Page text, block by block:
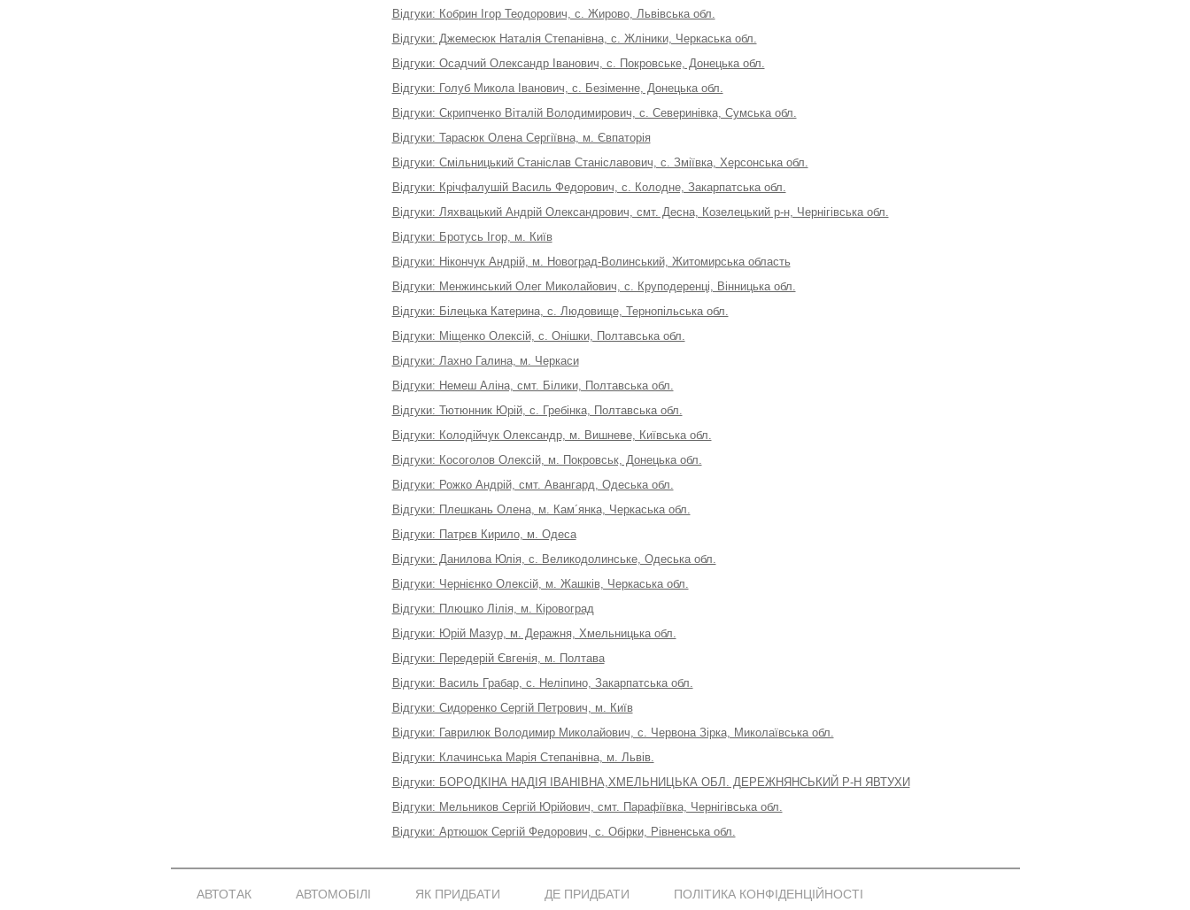
Відгуки: Кобрин Ігор Теодорович, с. Жирово, Львівська обл.
Відгуки: Джемесюк Наталія Степанівна, с. Жліники, Черкаська обл.
Відгуки: Осадчий Олександр Іванович, с. Покровське, Донецька обл.
Відгуки: Голуб Микола Іванович, с. Безіменне, Донецька обл.
Відгуки: Скрипченко Віталій Володимирович, с. Северинівка, Сумська обл.
Відгуки: Тарасюк Олена Сергіївна, м. Євпаторія
Відгуки: Смільницький Станіслав Станіславович, с. Зміївка, Херсонська обл.
Відгуки: Крічфалушій Василь Федорович, с. Колодне, Закарпатська обл.
Відгуки: Ляхвацький Андрій Олександрович, смт. Десна, Козелецький р-н, Чернігівська обл.
Відгуки: Бротусь Ігор, м. Київ
Відгуки: Нікончук Андрій, м. Новоград-Волинський, Житомирська область
Відгуки: Менжинський Олег Миколайович, с. Круподеренці, Вінницька обл.
Відгуки: Білецька Катерина, с. Людовище, Тернопільська обл.
Відгуки: Міщенко Олексій, с. Онішки, Полтавська обл.
Відгуки: Лахно Галина, м. Черкаси
Відгуки: Немеш Аліна, смт. Білики, Полтавська обл.
Відгуки: Тютюнник Юрій, с. Гребінка, Полтавська обл.
Відгуки: Колодійчук Олександр, м. Вишневе, Київська обл.
Відгуки: Косоголов Олексій, м. Покровськ, Донецька обл.
Відгуки: Рожко Андрій, смт. Авангард, Одеська обл.
Відгуки: Плешкань Олена, м. Кам´янка, Черкаська обл.
Відгуки: Патрєв Кирило, м. Одеса
Відгуки: Данилова Юлія, с. Великодолинське, Одеська обл.
Відгуки: Чернієнко Олексій, м. Жашків, Черкаська обл.
Відгуки: Плюшко Лілія, м. Кіровоград
Відгуки: Юрій Мазур, м. Деражня, Хмельницька обл.
Відгуки: Передерій Євгенія, м. Полтава
Відгуки: Василь Грабар, с. Неліпино, Закарпатська обл.
Відгуки: Сидоренко Сергій Петрович, м. Київ
Відгуки: Гаврилюк Володимир Миколайович, с. Червона Зірка, Миколаївська обл.
Відгуки: Клачинська Марія Степанівна, м. Львів.
Відгуки: БОРОДКІНА НАДІЯ ІВАНІВНА,ХМЕЛЬНИЦЬКА ОБЛ. ДЕРЕЖНЯНСЬКИЙ Р-Н ЯВТУХИ
Відгуки: Мельников Сергій Юрійович, смт. Парафіївка, Чернігівська обл.
Відгуки: Артюшок Сергій Федорович, с. Обірки, Рівненська обл.
АВТОТАК АВТОМОБІЛІ ЯК ПРИДБАТИ ДЕ ПРИДБАТИ ПОЛІТИКА КОНФІДЕНЦІЙНОСТІ